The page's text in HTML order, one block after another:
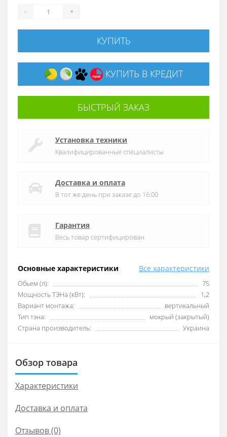
Основные характеристики Все характеристики
Обьем (л):
75
Мощность ТЭНа (кВт):
1,2
Вариант монтажа:
вертикальный
Тип тэна:
мокрый (закрытый)
Страна производитель:
Украина
- +
КУПИТЬ
КУПИТЬ В КРЕДИТ
БЫСТРЫЙ ЗАКАЗ
Установка техники
Квалифицированные специалисты
Доставка и оплата
В тот же день при заказе до 16:00
Гарантия
Весь товар сертифицирован
Обзор товара
Характеристики
Доставка и оплата
Отзывов (0)